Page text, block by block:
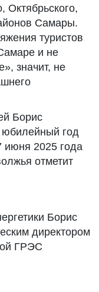
Октябрьского,
Самары.
туристов
и не
значит, не
Борис
юбилейный год
2025 года
отметит
Борис
директором
ГРЭС